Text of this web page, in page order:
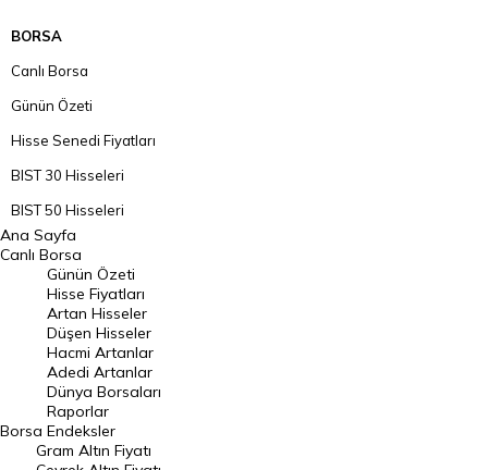
BORSA
Canlı Borsa
Günün Özeti
Hisse Senedi Fiyatları
BIST 30 Hisseleri
BIST 50 Hisseleri
BIST 100 Hisseleri
En Çok Artan Hisseler
En Çok Düşen Hisseler
Hacmi Artanlar
Geçmiş Kapanışlar
Dünya Borsaları
Raporlar
Ana Sayfa
Canlı Borsa
Borsa
Günün Özeti
Hisse Fiyatları
Artan Hisseler
Düşen Hisseler
Hacmi Artanlar
Adedi Artanlar
Dünya Borsaları
Raporlar
Endeksler
Gram Altın Fiyatı